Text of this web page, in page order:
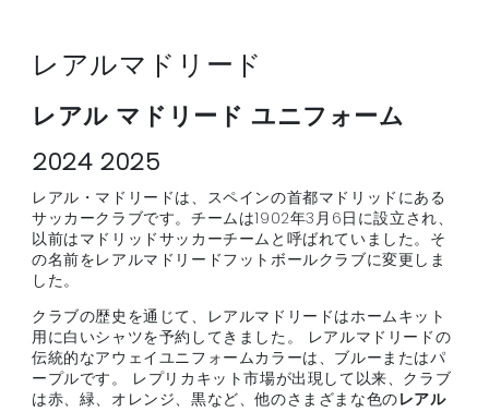
レアルマドリード
レアル マドリード ユニフォーム
2024 2025
レアル・マドリードは、スペインの首都マドリッドにある
サッカークラブです。チームは1902年3月6日に設立され、
以前はマドリッドサッカーチームと呼ばれていました。そ
の名前をレアルマドリードフットボールクラブに変更しま
した。
クラブの歴史を通じて、レアルマドリードはホームキット
用に白いシャツを予約してきました。 レアルマドリードの
伝統的なアウェイユニフォームカラーは、ブルーまたはパ
ープルです。 レプリカキット市場が出現して以来、クラブ
は赤、緑、オレンジ、黒など、他のさまざまな色のレアル